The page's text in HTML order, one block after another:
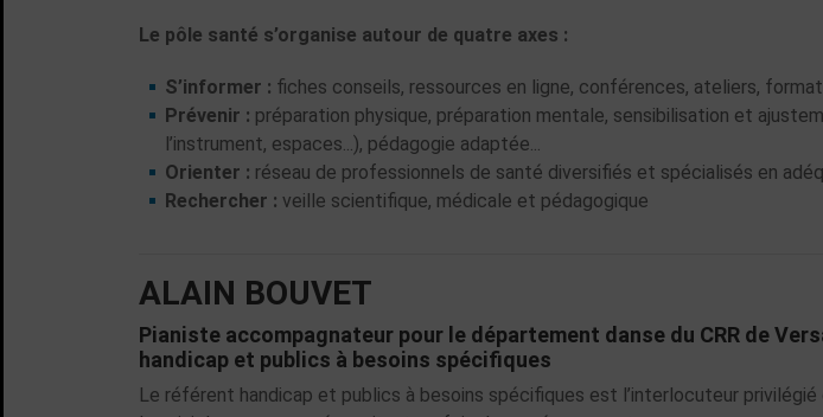
Le pôle santé s’organise autour de quatre axes :
S’informer : fiches conseils, ressources en ligne, conférences, ateliers,
Prévenir : préparation physique, préparation mentale, sensibilisation et
l’instrument, espaces...), pédagogie adaptée...
Orienter : réseau de professionnels de santé diversifiés et spécialisés en
Rechercher : veille scientifique, médicale et pédagogique
ALAIN BOUVET
Pianiste accompagnateur pour le département danse du CRR de
handicap et publics à besoins spécifiques
Le référent handicap et publics à besoins spécifiques est l’interlocuteur